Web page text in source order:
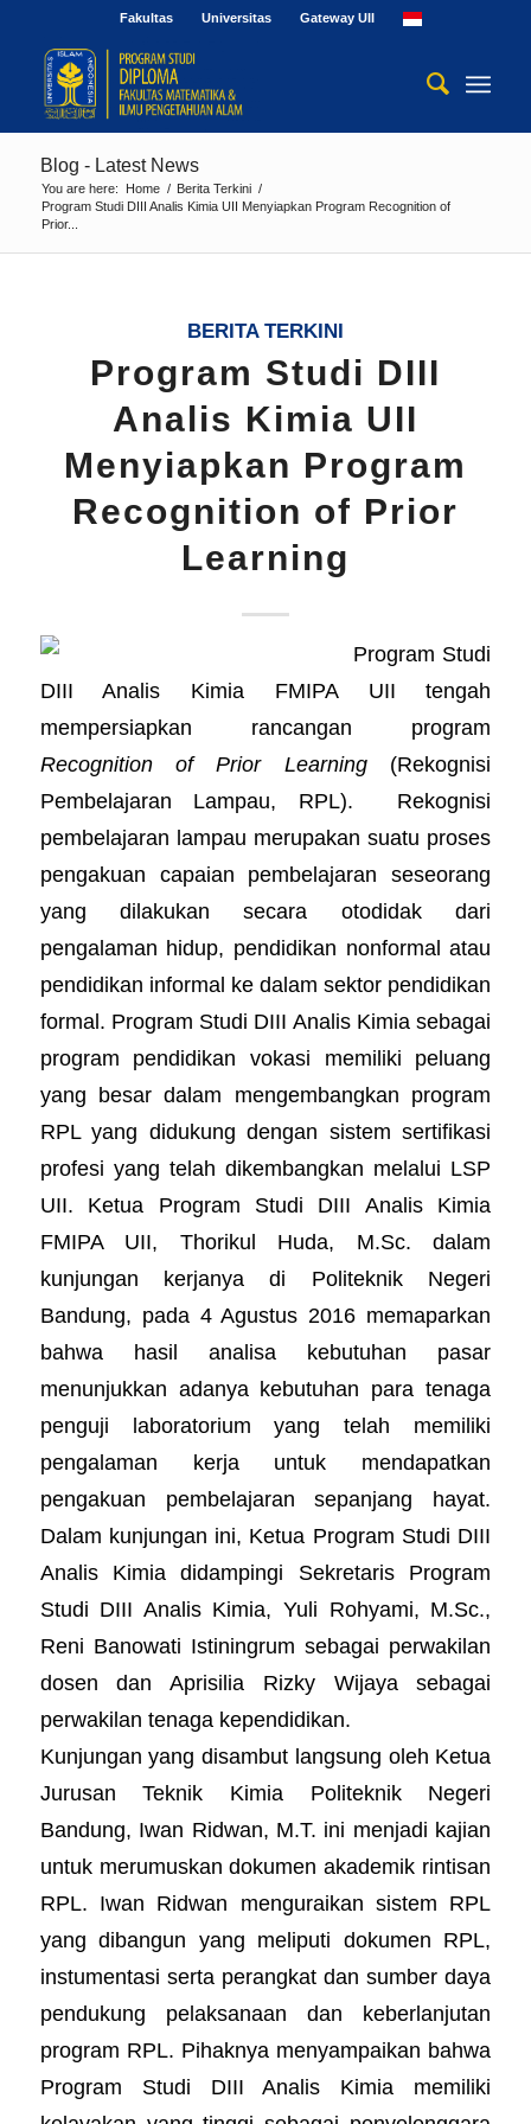
Fakultas Universitas Gateway UII
Blog - Latest News
You are here: Home / Berita Terkini /
Program Studi DIII Analis Kimia UII Menyiapkan Program Recognition of
Prior...
BERITA TERKINI
Program Studi DIII
Analis Kimia UII
Menyiapkan Program
Recognition of Prior
Learning
Program Studi
DIII Analis Kimia FMIPA UII tengah
mempersiapkan rancangan program
Recognition of Prior Learning(Rekognisi
Pembelajaran Lampau, RPL).
Rekognisi
pembelajaran lampau merupakan suatu proses
pengakuan capaian pembelajaran seseorang
yang dilakukan secara otodidak dari
pengalaman hidup, pendidikan nonformal atau
pendidikan informal ke dalam sektor pendidikan
formal. Program Studi DIII Analis Kimia sebagai
program pendidikan vokasi memiliki peluang
yang besar dalam mengembangkan program
RPL yang didukung dengan sistem sertifikasi
profesi yang telah dikembangkan melalui LSP
UII. Ketua Program Studi DIII Analis Kimia
FMIPA UII, Thorikul Huda, M.Sc. dalam
kunjungan kerjanya di Politeknik Negeri
Bandung, pada 4 Agustus 2016 memaparkan
bahwa hasil analisa kebutuhan pasar
menunjukkan adanya kebutuhan para tenaga
penguji laboratorium yang telah memiliki
pengalaman kerja untuk mendapatkan
pengakuan pembelajaran sepanjang hayat.
Dalam kunjungan ini, Ketua Program Studi DIII
Analis Kimia didampingi Sekretaris Program
Studi DIII Analis Kimia, Yuli Rohyami, M.Sc.,
Reni Banowati Istiningrum sebagai perwakilan
dosen dan Aprisilia Rizky Wijaya sebagai
perwakilan tenaga kependidikan.
Kunjungan yang disambut langsung oleh Ketua
Jurusan Teknik Kimia Politeknik Negeri
Bandung, Iwan Ridwan, M.T. ini menjadi kajian
untuk merumuskan dokumen akademik rintisan
RPL. Iwan Ridwan menguraikan sistem RPL
yang dibangun yang meliputi dokumen RPL,
instumentasi serta perangkat dan sumber daya
pendukung pelaksanaan dan keberlanjutan
program RPL. Pihaknya menyampaikan bahwa
Program Studi DIII Analis Kimia memiliki